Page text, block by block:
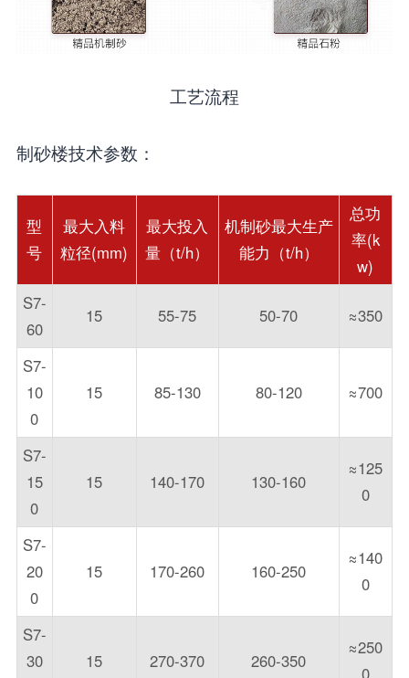
工艺流程
制砂楼技术参数：
型
号
最大入料
粒径(mm)
最大投入
量（t/h）
机制砂最大生产
能力（t/h）
总功
率(k
w)
S7-
60
15 55-75 50-70 ≈350
S7-
10
0
15 85-130 80-120 ≈700
S7-
15
0
15 140-170 130-160
≈125
0
S7-
20
0
15 170-260 160-250
≈140
0
S7-
30
15 270-370 260-350
≈250
0